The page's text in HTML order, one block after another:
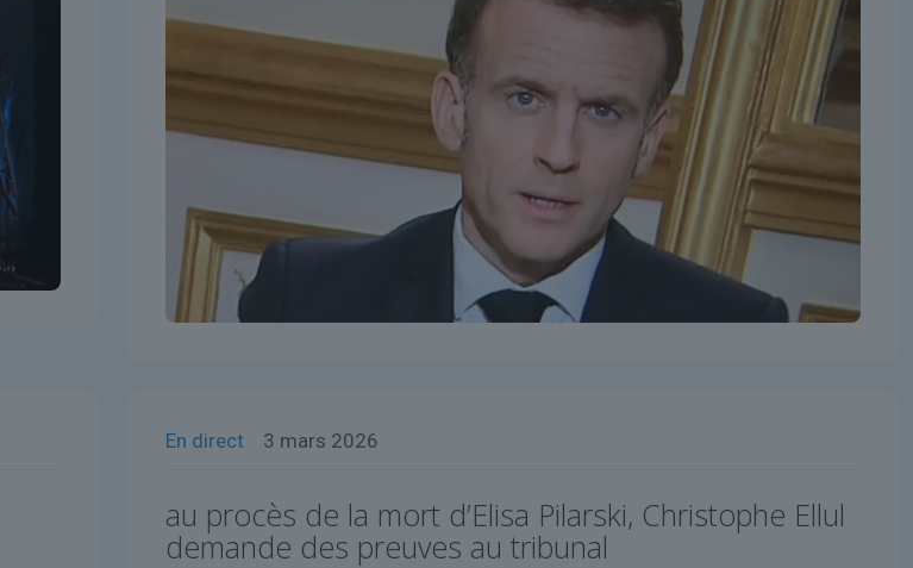
En direct 3 mars 2026
au procès de la mort d’Elisa Pilarski, Christophe Ellul
demande des preuves au tribunal